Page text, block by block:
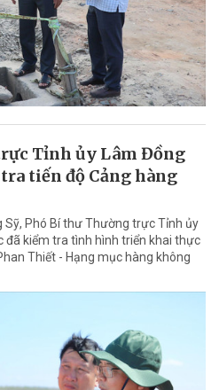
Tỉnh ủy Lâm Đồng
tiến độ Cảng hàng
Phó Bí thư Thường trực Tỉnh ủy
đã kiểm tra tình hình triển khai thực
Thiết - Hạng mục hàng không